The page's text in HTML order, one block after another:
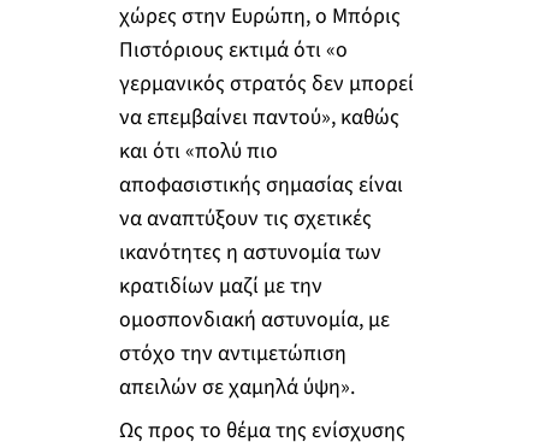
χώρες στην Ευρώπη, ο Μπόρις
Πιστόριους εκτιμά ότι «ο
γερμανικός στρατός δεν μπορεί
να επεμβαίνει παντού», καθώς
και ότι «πολύ πιο
αποφασιστικής σημασίας είναι
να αναπτύξουν τις σχετικές
ικανότητες η αστυνομία των
κρατιδίων μαζί με την
ομοσπονδιακή αστυνομία, με
στόχο την αντιμετώπιση
απειλών σε χαμηλά ύψη».
Ως προς το θέμα της ενίσχυσης